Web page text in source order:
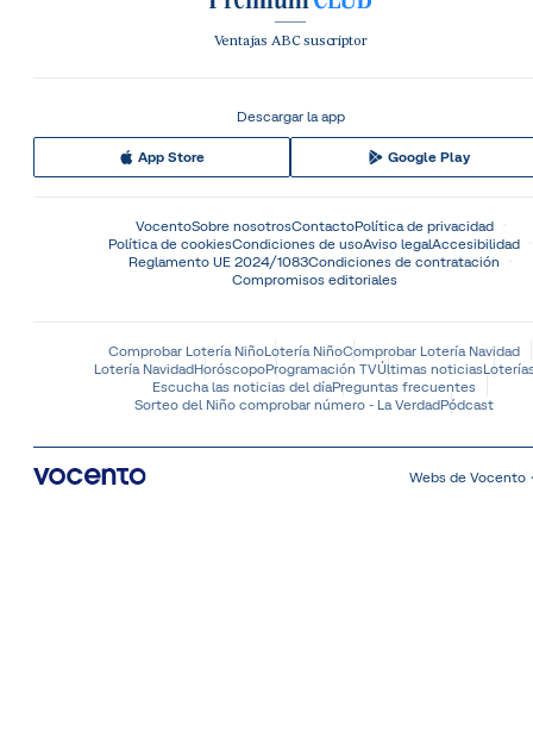
Ventajas ABC suscriptor
Descargar la app
App Store Google Play
VocentoSobre nosotrosContactoPolítica de privacidad
Política de cookiesCondiciones de usoAviso legalAccesibilidad
Reglamento UE 2024/1083Condiciones de contratación
Compromisos editoriales
Comprobar Lotería NiñoLotería NiñoComprobar Lotería Navidad
Lotería NavidadHoróscopoProgramación TVÚltimas noticias
Escucha las noticias del díaPreguntas frecuentes
Sorteo del Niño comprobar número - La VerdadPódcast
Webs de Vocento